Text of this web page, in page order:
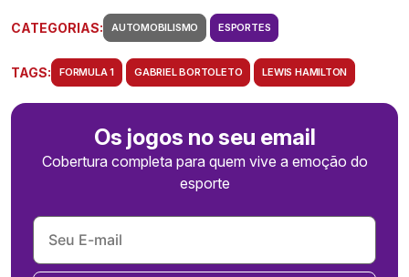
CATEGORIAS: AUTOMOBILISMO ESPORTES
TAGS: FORMULA 1 GABRIEL BORTOLETO LEWIS HAMILTON
Os jogos no seu email
Cobertura completa para quem vive a emoção do
esporte